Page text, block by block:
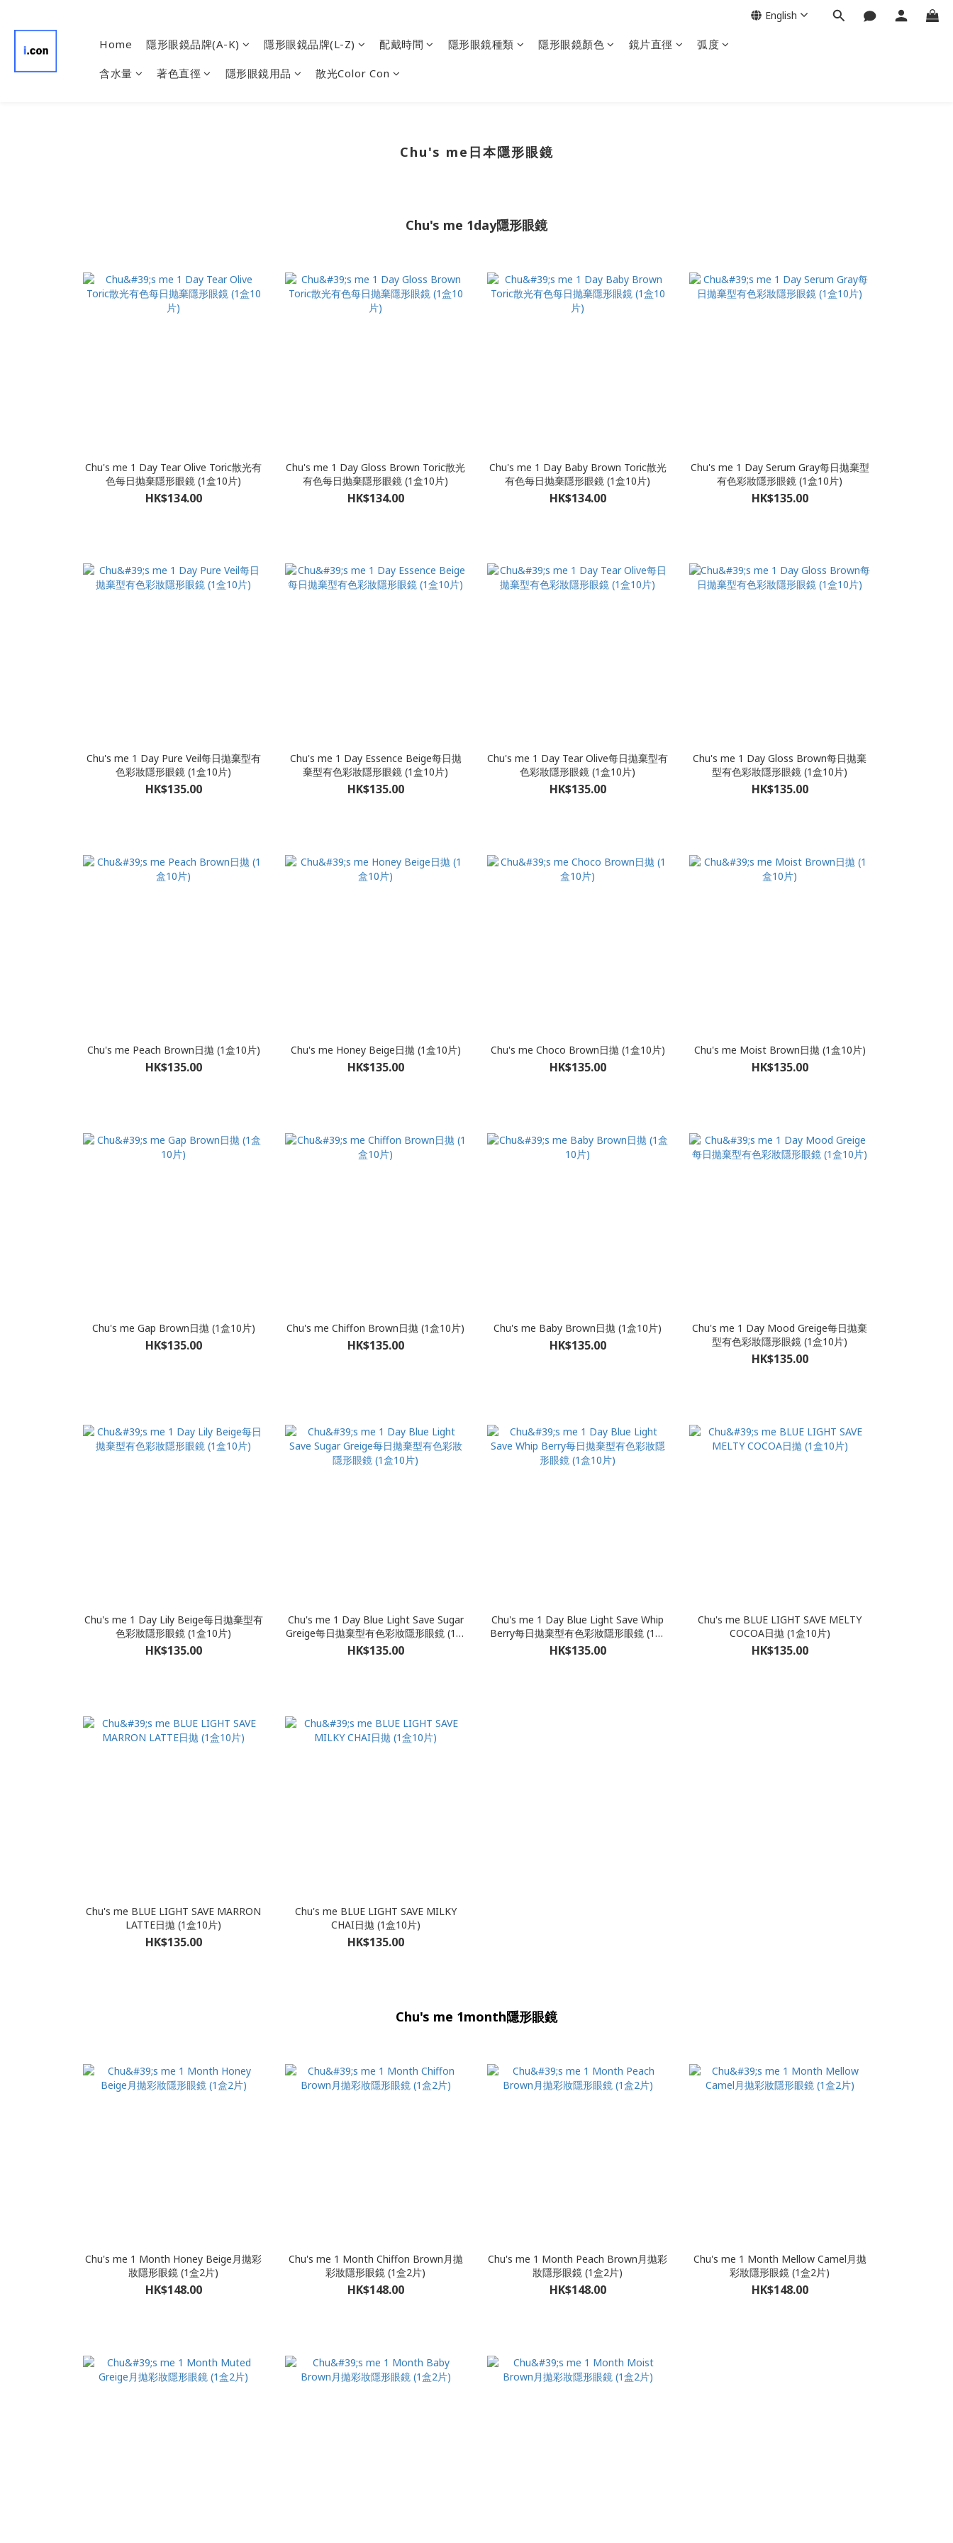
Home 隱形眼鏡品牌(A-K) 隱形眼鏡品牌(L-Z) 配戴時間 隱形眼鏡種類 隱形眼鏡顏色 鏡片直徑 弧度
含水量 著色直徑 隱形眼鏡用品 散光Color Con
English
Chu's me日本隱形眼鏡
Chu's me 1day隱形眼鏡
Chu's me 1 Day Tear Olive Toric散光有
色每日抛棄隱形眼鏡 (1盒10片)
HK$134.00
Chu's me 1 Day Gloss Brown Toric散光
有色每日抛棄隱形眼鏡 (1盒10片)
HK$134.00
Chu's me 1 Day Baby Brown Toric散光
有色每日抛棄隱形眼鏡 (1盒10片)
HK$134.00
Chu's me 1 Day Serum Gray每日拋棄型
有色彩妝隱形眼鏡 (1盒10片)
HK$135.00
Chu's me 1 Day Pure Veil每日拋棄型有
色彩妝隱形眼鏡 (1盒10片)
HK$135.00
Chu's me 1 Day Essence Beige每日拋
棄型有色彩妝隱形眼鏡 (1盒10片)
HK$135.00
Chu's me 1 Day Tear Olive每日拋棄型有
色彩妝隱形眼鏡 (1盒10片)
HK$135.00
Chu's me 1 Day Gloss Brown每日拋棄
型有色彩妝隱形眼鏡 (1盒10片)
HK$135.00
Chu's me Peach Brown日拋 (1盒10片)
HK$135.00
Chu's me Honey Beige日拋 (1盒10片)
HK$135.00
Chu's me Choco Brown日拋 (1盒10片)
HK$135.00
Chu's me Moist Brown日拋 (1盒10片)
HK$135.00
Chu's me Gap Brown日拋 (1盒10片)
HK$135.00
Chu's me Chiffon Brown日拋 (1盒10片)
HK$135.00
Chu's me Baby Brown日拋 (1盒10片)
HK$135.00
Chu's me 1 Day Mood Greige每日拋棄
型有色彩妝隱形眼鏡 (1盒10片)
HK$135.00
Chu's me 1 Day Lily Beige每日拋棄型有
色彩妝隱形眼鏡 (1盒10片)
HK$135.00
Chu's me 1 Day Blue Light Save Sugar
Greige每日拋棄型有色彩妝隱形眼鏡 (1盒
10片)
HK$135.00
Chu's me 1 Day Blue Light Save Whip
Berry每日拋棄型有色彩妝隱形眼鏡 (1盒
10片)
HK$135.00
Chu's me BLUE LIGHT SAVE MELTY
COCOA日拋 (1盒10片)
HK$135.00
Chu's me BLUE LIGHT SAVE MARRON
LATTE日拋 (1盒10片)
HK$135.00
Chu's me BLUE LIGHT SAVE MILKY
CHAI日拋 (1盒10片)
HK$135.00
Chu's me 1month隱形眼鏡
Chu's me 1 Month Honey Beige月拋彩
妝隱形眼鏡 (1盒2片)
HK$148.00
Chu's me 1 Month Chiffon Brown月拋
彩妝隱形眼鏡 (1盒2片)
HK$148.00
Chu's me 1 Month Peach Brown月拋彩
妝隱形眼鏡 (1盒2片)
HK$148.00
Chu's me 1 Month Mellow Camel月拋
彩妝隱形眼鏡 (1盒2片)
HK$148.00